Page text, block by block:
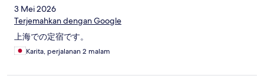
3 Mei 2026
Terjemahkan dengan Google
上海での定宿です。
Karita, perjalanan 2 malam